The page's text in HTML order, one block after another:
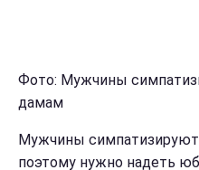
Фото: Мужчины
дамам
Мужчины
поэтому нужно надеть